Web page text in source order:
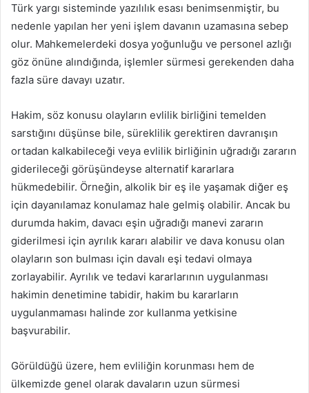
Türk yargı sisteminde yazılılık esası benimsenmiştir, bu
nedenle yapılan her yeni işlem davanın uzamasına sebep
olur. Mahkemelerdeki dosya yoğunluğu ve personel azlığı
göz önüne alındığında, işlemler sürmesi gerekenden daha
fazla süre davayı uzatır.
Hakim, söz konusu olayların evlilik birliğini temelden
sarstığını düşünse bile, süreklilik gerektiren davranışın
ortadan kalkabileceği veya evlilik birliğinin uğradığı zararın
giderileceği görüşündeyse alternatif kararlara
hükmedebilir. Örneğin, alkolik bir eş ile yaşamak diğer eş
için dayanılamaz konulamaz hale gelmiş olabilir. Ancak bu
durumda hakim, davacı eşin uğradığı manevi zararın
giderilmesi için ayrılık kararı alabilir ve dava konusu olan
olayların son bulması için davalı eşi tedavi olmaya
zorlayabilir. Ayrılık ve tedavi kararlarının uygulanması
hakimin denetimine tabidir, hakim bu kararların
uygulanmaması halinde zor kullanma yetkisine
başvurabilir.
Görüldüğü üzere, hem evliliğin korunması hem de
ülkemizde genel olarak davaların uzun sürmesi